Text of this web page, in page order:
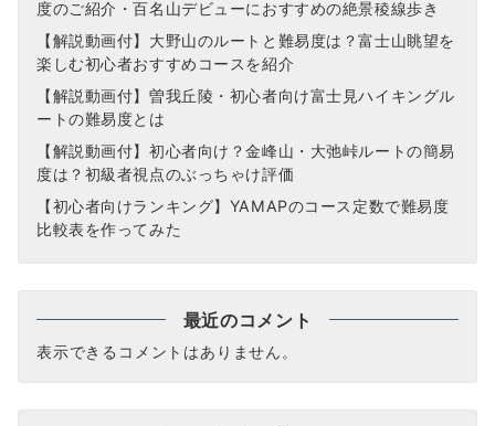
度のご紹介・百名山デビューにおすすめの絶景稜線歩き
【解説動画付】大野山のルートと難易度は？富士山眺望を
楽しむ初心者おすすめコースを紹介
【解説動画付】曽我丘陵・初心者向け富士見ハイキングル
ートの難易度とは
【解説動画付】初心者向け？金峰山・大弛峠ルートの簡易
度は？初級者視点のぶっちゃけ評価
【初心者向けランキング】YAMAPのコース定数で難易度
比較表を作ってみた
最近のコメント
表示できるコメントはありません。